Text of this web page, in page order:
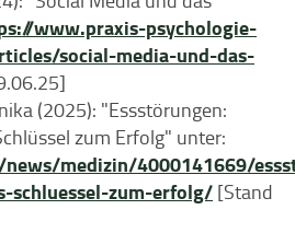
www.praxis-psychologie-
social-media-und-das-
(2025): "Essstörungen:
zum Erfolg" unter:
medizin/4000141669/
schluessel-zum-erfolg/ [Stand